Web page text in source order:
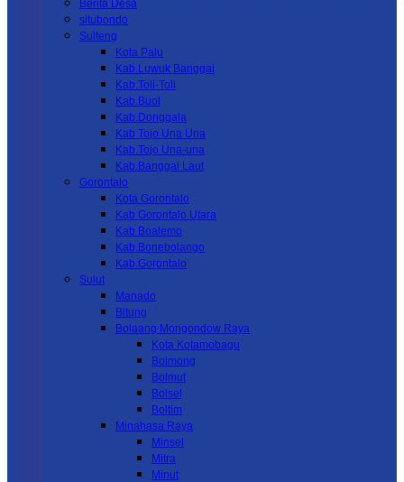
Berita Desa
situbondo
Sulteng
Kota Palu
Kab.Luwuk Banggai
Kab.Toli-Toli
Kab.Buol
Kab.Donggala
Kab Tojo Una Una
Kab.Tojo Una-una
Kab.Banggai Laut
Gorontalo
Kota Gorontalo
Kab Gorontalo Utara
Kab Boalemo
Kab.Bonebolango
Kab.Gorontalo
Sulut
Manado
Bitung
Bolaang Mongondow Raya
Kota Kotamobagu
Bolmong
Bolmut
Bolsel
Boltim
Minahasa Raya
Minsel
Mitra
Minut